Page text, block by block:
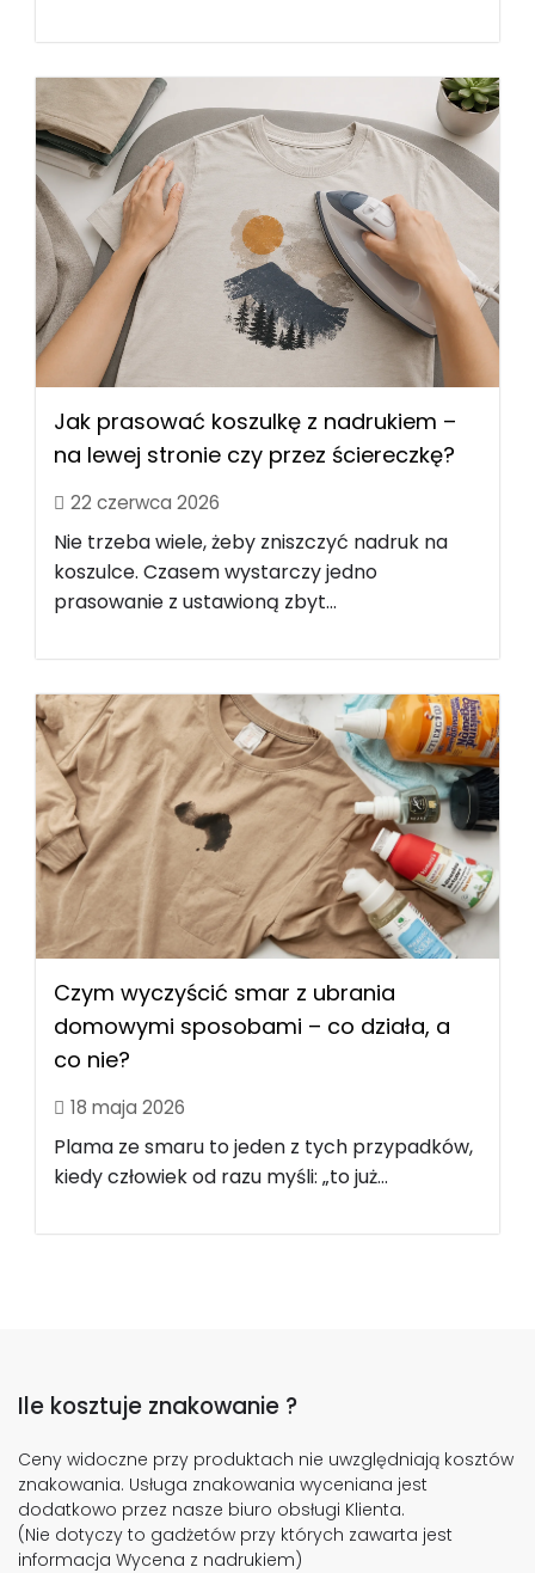
Jak prasować koszulkę z nadrukiem –
na lewej stronie czy przez ściereczkę?
22 czerwca 2026
Nie trzeba wiele, żeby zniszczyć nadruk na
koszulce. Czasem wystarczy jedno
prasowanie z ustawioną zbyt...
Czym wyczyścić smar z ubrania
domowymi sposobami – co działa, a
co nie?
18 maja 2026
Plama ze smaru to jeden z tych przypadków,
kiedy człowiek od razu myśli: „to już...
Ile kosztuje znakowanie ?
Ceny widoczne przy produktach nie uwzględniają kosztów
znakowania. Usługa znakowania wyceniana jest
dodatkowo przez nasze biuro obsługi Klienta.
(Nie dotyczy to gadżetów przy których zawarta jest
informacja Wycena z nadrukiem)